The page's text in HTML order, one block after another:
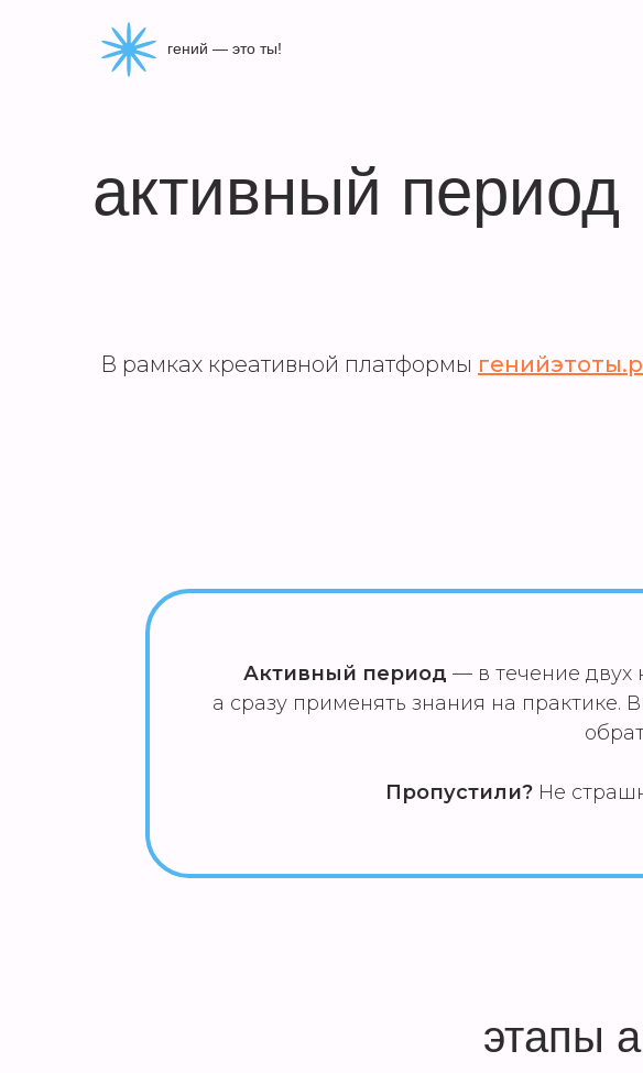
активный период
В рамках креативной платформы
гений — это ты!
Активный период — в течение двух
а сразу применять знания на практике.
Пропустили?Не
этапы